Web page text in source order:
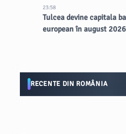
23:58
Tulcea devine capitala
european în august 2026
RECENTE DIN ROMÂNIA